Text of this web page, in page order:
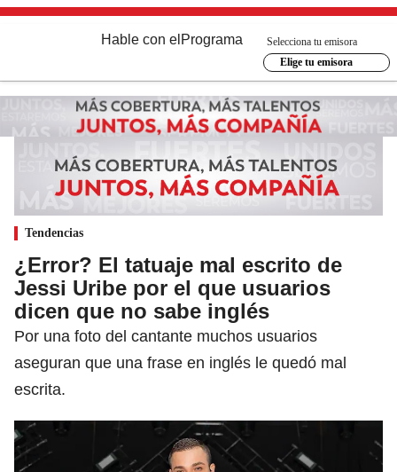
Hable con el Programa
Selecciona tu emisora
Elige tu emisora
Tendencias
¿Error? El tatuaje mal escrito de
Jessi Uribe por el que usuarios
dicen que no sabe inglés
Por una foto del cantante muchos usuarios
aseguran que una frase en inglés le quedó mal
escrita.